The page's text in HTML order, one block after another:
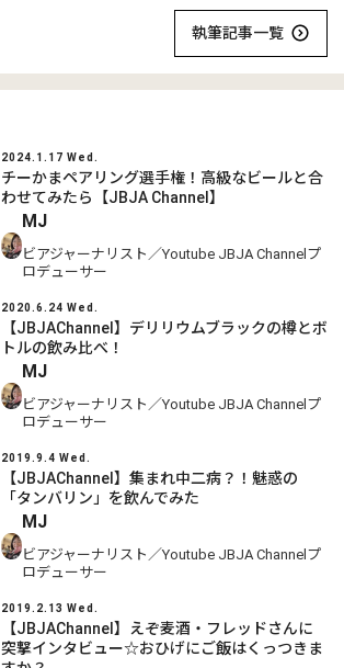
執筆記事一覧
2024.1.17 Wed.
チーかまペアリング選手権！高級なビールと合
わせてみたら【JBJA Channel】
MJ
ビアジャーナリスト／Youtube JBJA Channelプ
ロデューサー
2020.6.24 Wed.
【JBJAChannel】デリリウムブラックの樽とボ
トルの飲み比べ！
MJ
ビアジャーナリスト／Youtube JBJA Channelプ
ロデューサー
2019.9.4 Wed.
【JBJAChannel】集まれ中二病？！魅惑の
「タンバリン」を飲んでみた
MJ
ビアジャーナリスト／Youtube JBJA Channelプ
ロデューサー
2019.2.13 Wed.
【JBJAChannel】えぞ麦酒・フレッドさんに
突撃インタビュー☆おひげにご飯はくっつきま